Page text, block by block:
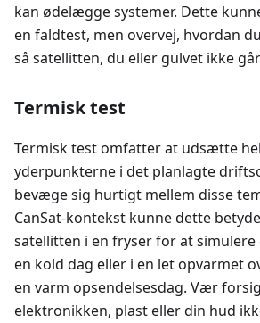
kan ødelægge systemer. Dette
en faldtest, men overvej, hvordan
så satellitten, du eller gulvet ikke
Termisk test
Termisk test omfatter at udsætte
yderpunkterne i det planlagte
bevæge sig hurtigt mellem disse
CanSat-kontekst kunne dette
satellitten i en fryser for at simulere
en kold dag eller i en let opvarmet
en varm opsendelsesdag. Vær
elektronikken, plast eller din hud